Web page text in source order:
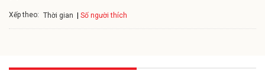
Xếp theo: Thời gian Số người thích